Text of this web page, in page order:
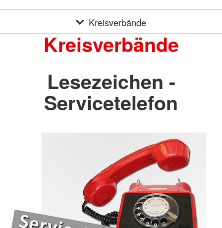
Kreisverbände
Kreisverbände
Lesezeichen -
Servicetelefon